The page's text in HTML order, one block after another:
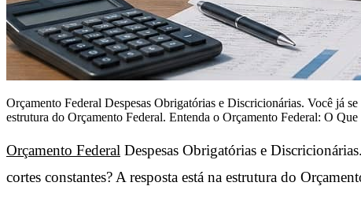
Orçamento Federal Despesas Obrigatórias e Discricionárias. Você já
estrutura do Orçamento Federal. Entenda o Orçamento Federal: O Que
Orçamento Federal Despesas Obrigatórias e
cortes constantes? A resposta está na estrutura do